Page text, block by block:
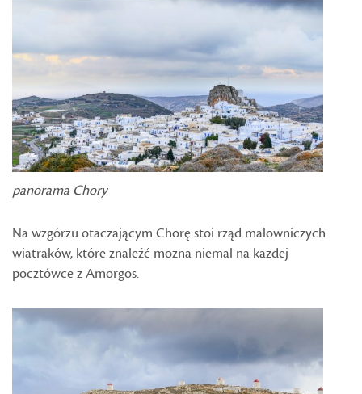
panorama Chory
Na wzgórzu otaczającym Chorę stoi rząd malowniczych
wiatraków, które znaleźć można niemal na każdej
pocztówce z Amorgos.